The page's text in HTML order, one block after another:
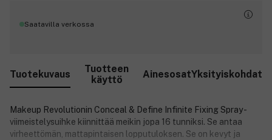
Saatavilla verkossa
Tuotekuvaus
Tuotteen
käyttö
AinesosatYksityiskohdat
Makeup Revolutionin Conceal & Define Infinite Fixing Spray -
viimeistelysuihke kiinnittää meikin jopa 16 tunniksi. Se antaa
virheettömän, mattapintaisen lopputuloksen. Se on kevyt ja